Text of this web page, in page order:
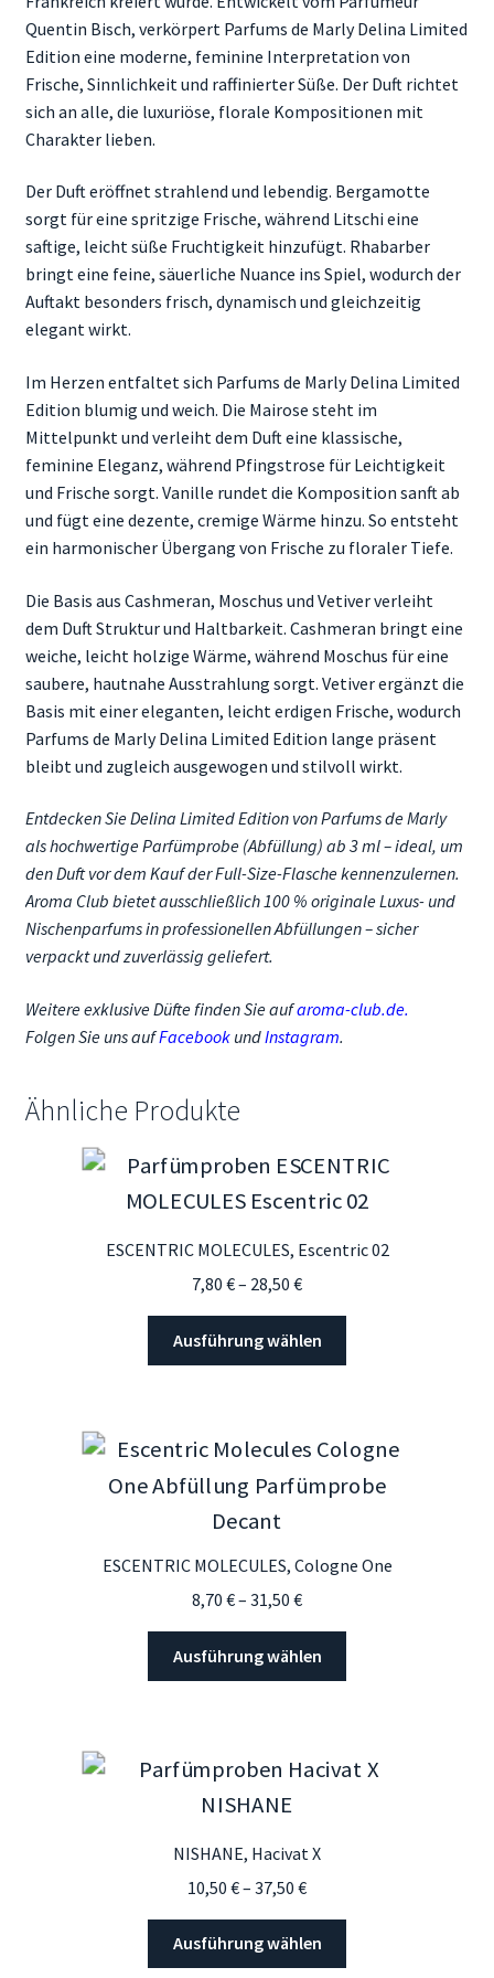
Quentin Bisch, verkörpert Parfums de Marly Delina Limited
Edition eine moderne, feminine Interpretation von
Frische, Sinnlichkeit und raffinierter Süße. Der Duft richtet
sich an alle, die luxuriöse, florale Kompositionen mit
Charakter lieben.
Der Duft eröffnet strahlend und lebendig. Bergamotte
sorgt für eine spritzige Frische, während Litschi eine
saftige, leicht süße Fruchtigkeit hinzufügt. Rhabarber
bringt eine feine, säuerliche Nuance ins Spiel, wodurch der
Auftakt besonders frisch, dynamisch und gleichzeitig
elegant wirkt.
Im Herzen entfaltet sich Parfums de Marly Delina Limited
Edition blumig und weich. Die Mairose steht im
Mittelpunkt und verleiht dem Duft eine klassische,
feminine Eleganz, während Pfingstrose für Leichtigkeit
und Frische sorgt. Vanille rundet die Komposition sanft ab
und fügt eine dezente, cremige Wärme hinzu. So entsteht
ein harmonischer Übergang von Frische zu floraler Tiefe.
Die Basis aus Cashmeran, Moschus und Vetiver verleiht
dem Duft Struktur und Haltbarkeit. Cashmeran bringt eine
weiche, leicht holzige Wärme, während Moschus für eine
saubere, hautnahe Ausstrahlung sorgt. Vetiver ergänzt die
Basis mit einer eleganten, leicht erdigen Frische, wodurch
Parfums de Marly Delina Limited Edition lange präsent
bleibt und zugleich ausgewogen und stilvoll wirkt.
Entdecken Sie Delina Limited Edition von Parfums de Marly
als hochwertige Parfümprobe (Abfüllung) ab 3 ml – ideal, um
den Duft vor dem Kauf der Full-Size-Flasche kennenzulernen.
Aroma Club bietet ausschließlich 100 % originale Luxus- und
Nischenparfums in professionellen Abfüllungen – sicher
verpackt und zuverlässig geliefert.
Weitere exklusive Düfte finden Sie aufaroma-club.de.
Folgen Sie uns aufFacebook undInstagram.
Ähnliche Produkte
ESCENTRIC MOLECULES, Escentric 02
7,80 €– 28,50 €Preisspanne:
7,80 €
bis
28,50 €
Ausführung wählen
Varianten
auf.
Die
auf
Produktseite
werden
ESCENTRIC MOLECULES, Cologne One
8,70 €– 31,50 €Preisspanne:
bis
31,50 €
Ausführung wählen
auf.
der
NISHANE, Hacivat X
10,50 €– 37,50 €Preisspanne:
bis
37,50 €
Ausführung wählen